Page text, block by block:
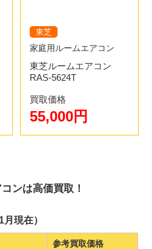
東芝
家庭用ルームエアコン
東芝ルームエアコン
RAS-5624T
買取価格
55,000円
ンは高価買取！
現在）
参考買取価格